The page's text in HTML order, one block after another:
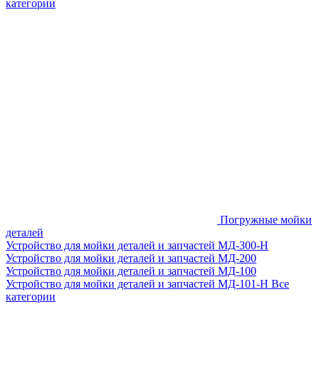
категории
Погружные мойки
деталей
Устройство для мойки деталей и запчастей МД-300-H
Устройство для мойки деталей и запчастей МД-200
Устройство для мойки деталей и запчастей МД-100
Устройство для мойки деталей и запчастей МД-101-Н Все
категории